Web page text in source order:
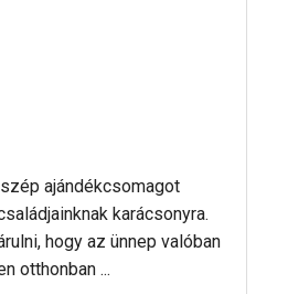
ajándékcsomagot
karácsonyra.
hogy az ünnep valóban
otthonban ...